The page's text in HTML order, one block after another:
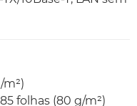
m²)
folhas (80 g/m²)